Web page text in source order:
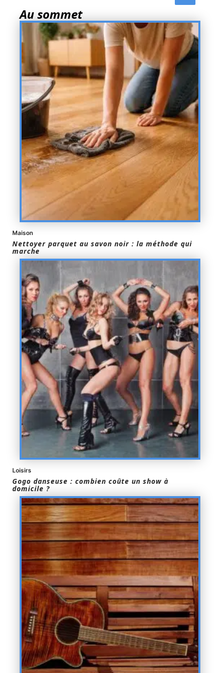
Au sommet
Maison
Nettoyer parquet au savon noir : la méthode qui
marche
Loisirs
Gogo danseuse : combien coûte un show à
domicile ?